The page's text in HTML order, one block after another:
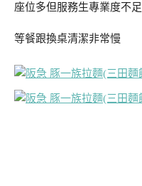
座位多但服務生專業度不足
等餐跟換桌清潔非常慢